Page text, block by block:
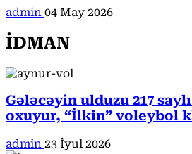
admin 04 May 2026
İDMAN
Gələcəyin ulduzu 217
oxuyur, “İlkin” voleybol
admin 23 İyul 2026